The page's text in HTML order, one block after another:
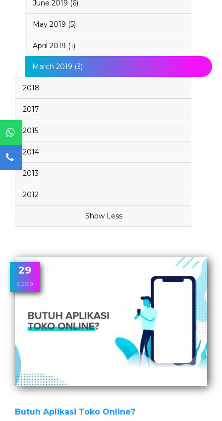
June 2019 (6)
May 2019 (5)
April 2019 (1)
March 2019 (3)
2018
2017
2015
2014
2013
2012
Show Less
29
3, 2019
Butuh Aplikasi Toko Online?